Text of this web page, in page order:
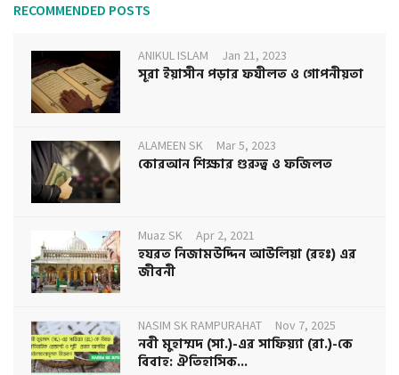
RECOMMENDED POSTS
ANIKUL ISLAM Jan 21, 2023
সূরা ইয়াসীন পড়ার ফযীলত ও গোপনীয়তা
ALAMEEN SK Mar 5, 2023
কোরআন শিক্ষার গুরুত্ব ও ফজিলত
Muaz SK Apr 2, 2021
হযরত নিজামউদ্দিন আউলিয়া (রহঃ) এর
জীবনী
NASIM SK RAMPURAHAT Nov 7, 2025
নবী মুহাম্মদ (সা.)-এর সাফিয়্যা (রা.)-কে
বিবাহ: ঐতিহাসিক...